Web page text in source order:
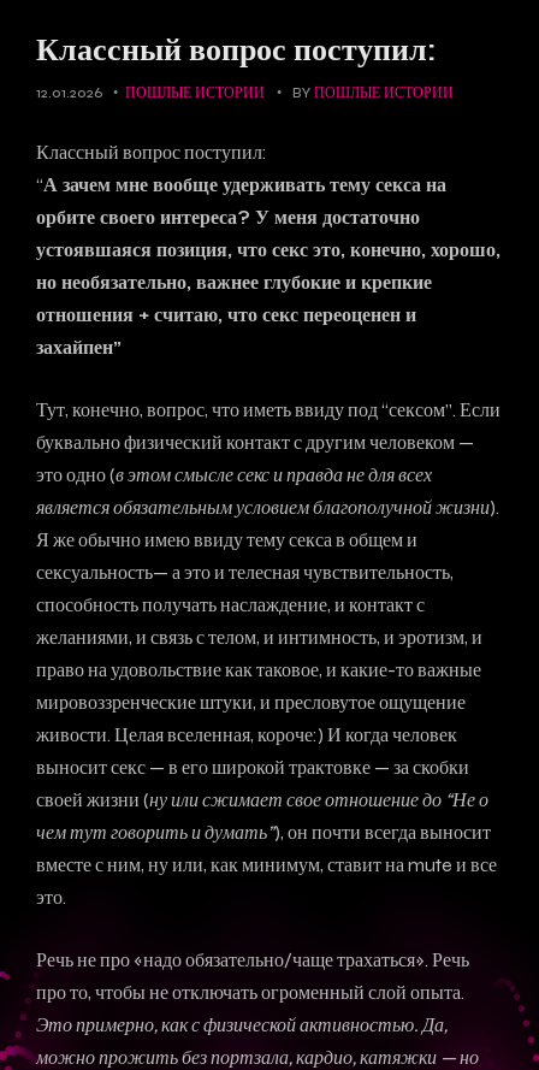
Классный вопрос поступил:
12.01.2026 ПОШЛЫЕ ИСТОРИИ BY ПОШЛЫЕ ИСТОРИИ
Классный вопрос поступил:
“А зачем мне вообще удерживать тему секса на
орбите своего интереса? У меня достаточно
устоявшаяся позиция, что секс это, конечно, хорошо,
но необязательно, важнее глубокие и крепкие
отношения + считаю, что секс переоценен и
захайпен”
Тут, конечно, вопрос, что иметь ввиду под “сексом”. Если
буквально физический контакт с другим человеком —
это одно (в этом смысле секс и правда не для всех
является обязательным условием благополучной жизни).
Я же обычно имею ввиду тему секса в общем и
сексуальность— а это и телесная чувствительность,
способность получать наслаждение, и контакт с
желаниями, и связь с телом, и интимность, и эротизм, и
право на удовольствие как таковое, и какие-то важные
мировоззренческие штуки, и пресловутое ощущение
живости. Целая вселенная, короче:) И когда человек
выносит секс — в его широкой трактовке — за скобки
своей жизни (ну или сжимает свое отношение до “Не о
чем тут говорить и думать”), он почти всегда выносит
вместе с ним, ну или, как минимум, ставит на mute и все
это.
Речь не про «надо обязательно/чаще трахаться». Речь
про то, чтобы не отключать огроменный слой опыта.
Это примерно, как с физической активностью. Да,
можно прожить без портзала, кардио, катяжки — но